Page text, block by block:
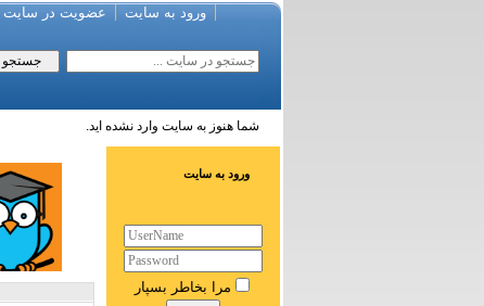
ورود به سایت عضویت در سایت
شما هنوز به سایت وارد نشده اید.
ورود به سایت
مرا بخاطر بسپار